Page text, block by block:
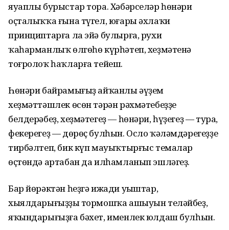
яуаплы бурыстар тора. Хәбәрселәр һөнәри
оҫталыҡҡа ғына түгел, юғары әхлаҡи
принциптарға ла эйә булырға, рухи
ҡаһарманлыҡ өлгөһө күрһәтеп, хеҙмәтенә
тоғролоҡ һаҡларға тейеш.
Һөнәри байрамығыҙ айҡанлы әүҙем
хеҙмәттәшлек өсөн тәрән рәхмәтебеҙҙе
белдерәбеҙ, хеҙмәтегеҙ — һөнәри, һүҙегеҙ — тура,
фекерегеҙ — дөрөҫ булһын. Осло ҡәләмдәрегеҙҙе
тирбәлтеп, бик күп мауыҡтырғыс темалар
өҫтөндә артабан да илһамланып эшләгеҙ.
Бар йөрәктән һеҙгә ижади уңыштар,
хыялдарығыҙҙың тормошҡа ашыуын теләйбеҙ,
яҡындарығыҙға бәхет, именлек юлдаш булһын.